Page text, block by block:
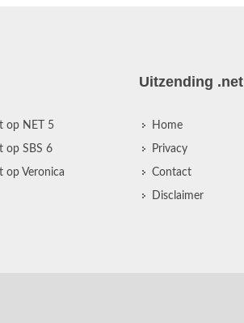
op NET 5
op SBS 6
op Veronica
Uitzending .net
Home
Privacy
Contact
Disclaimer